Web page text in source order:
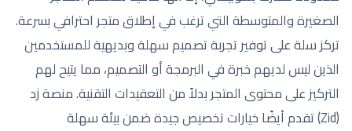
الصغيرة والمتوسطة التي ترغب في إطلاق متجر احترافي بسرعة.
تركز سلة على توفير تجربة تصميم سهلة وبديهية للمستخدمين
الذين ليس لديهم خبرة في البرمجة أو التصميم، مما يتيح لهم
التركيز على محتوى المتجر بدلاً من التعقيدات التقنية. منصة زد
(Zid) تقدم أيضًا خيارات تخصيص جيدة ضمن بيئة سهلة